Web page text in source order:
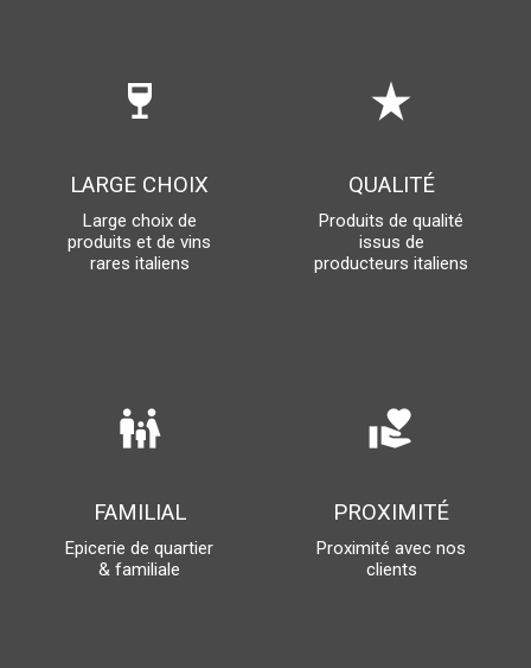
wine_bar
LARGE CHOIX
Large choix de
produits et de vins
rares italiens
star_rate
QUALITÉ
Produits de qualité
issus de
producteurs italiens
family_restroom
FAMILIAL
Epicerie de quartier
& familiale
volunteer_activism
PROXIMITÉ
Proximité avec nos
clients